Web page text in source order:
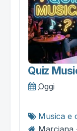
Quiz
Oggi
Musica e
Marciana